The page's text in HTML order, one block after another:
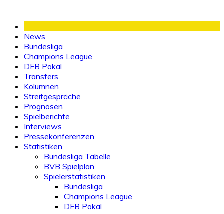
News
Bundesliga
Champions League
DFB Pokal
Transfers
Kolumnen
Streitgespräche
Prognosen
Spielberichte
Interviews
Pressekonferenzen
Statistiken
Bundesliga Tabelle
BVB Spielplan
Spielerstatistiken
Bundesliga
Champions League
DFB Pokal